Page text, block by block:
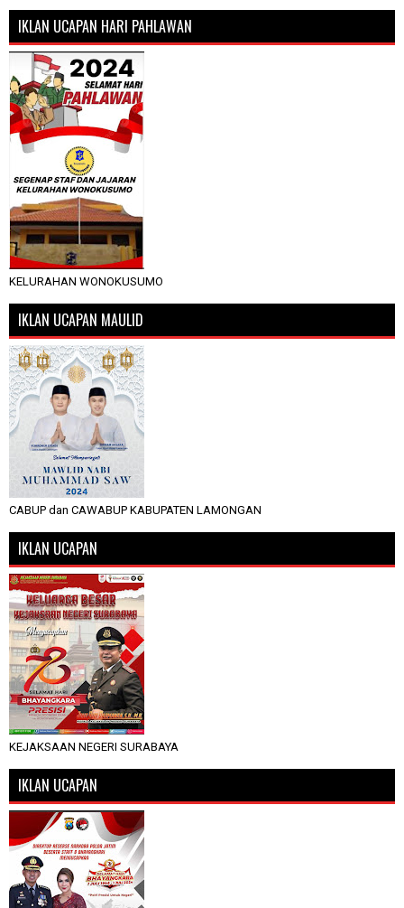
IKLAN UCAPAN HARI PAHLAWAN
KELURAHAN WONOKUSUMO
IKLAN UCAPAN MAULID
CABUP dan CAWABUP KABUPATEN LAMONGAN
IKLAN UCAPAN
KEJAKSAAN NEGERI SURABAYA
IKLAN UCAPAN